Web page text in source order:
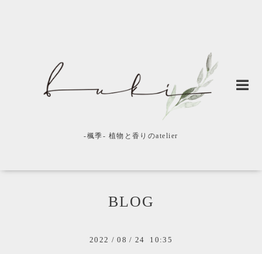
-楓季- 植物と香りのatelier
BLOG
2022 /08 / 24 10:35